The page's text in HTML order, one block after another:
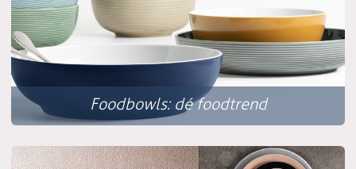
Foodbowls: dé foodtrend